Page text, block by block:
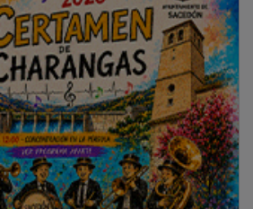
personal.
la trayectoria de los
que “la superación no es un
ante la vida”, y trasladó a
de la ciudad como “un
significa no rendirse nunca”.
compromiso y el esfuerzo que
como referente del deporte
la implicación de las